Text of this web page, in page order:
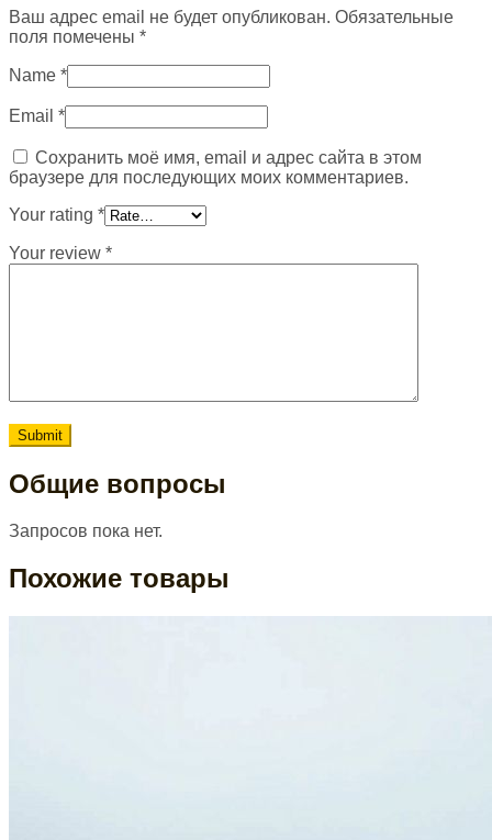
Ваш адрес email не будет опубликован. Обязательные
поля помечены *
Name *
Email *
Сохранить моё имя, email и адрес сайта в этом
браузере для последующих моих комментариев.
Your rating *
Your review *
Общие вопросы
Запросов пока нет.
Похожие товары